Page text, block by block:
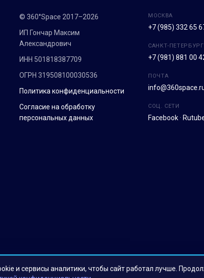
© 360°Space 2017–2026
ИП Гончар Максим
Александрович
ИНН 501818387709
ОГРН 319508100030536
Политика конфиденциальности
Согласие на обработку
персональных данных
МОСКВА
+7 (985) 332 65
САНКТ-ПЕТЕРБУРГ
+7 (981) 881 00
ПОЧТА
СОЦ. СЕТИ
Facebook·
и сервисы аналитики, чтобы сайт работал лучше.